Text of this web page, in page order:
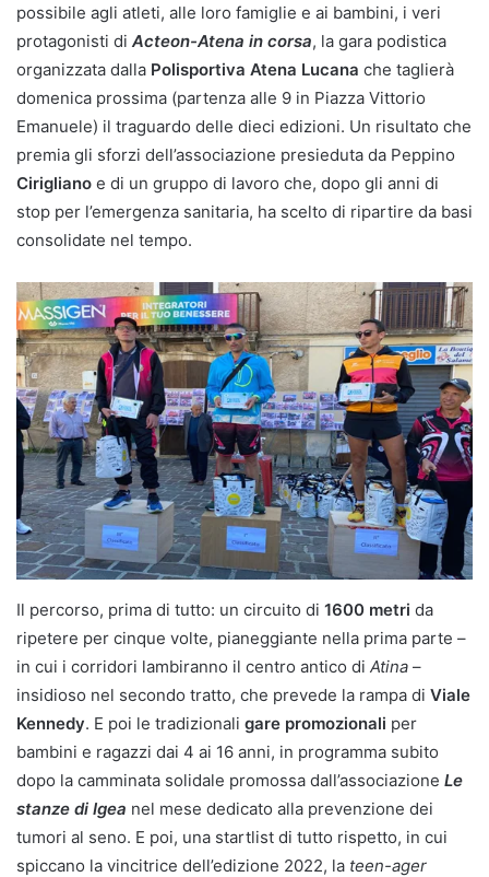
possibile agli atleti, alle loro famiglie e ai bambini, i veri
protagonisti di Acteon-Atena in corsa, la gara podistica
organizzata dalla Polisportiva Atena Lucana che taglierà
domenica prossima (partenza alle 9 in Piazza Vittorio
Emanuele) il traguardo delle dieci edizioni. Un risultato che
premia gli sforzi dell’associazione presieduta da Peppino
Cirigliano e di un gruppo di lavoro che, dopo gli anni di
stop per l’emergenza sanitaria, ha scelto di ripartire da basi
consolidate nel tempo.
Il percorso, prima di tutto: un circuito di 1600 metri da
ripetere per cinque volte, pianeggiante nella prima parte –
in cui i corridori lambiranno il centro antico di Atina –
insidioso nel secondo tratto, che prevede la rampa di Viale
Kennedy. E poi le tradizionali gare promozionali per
bambini e ragazzi dai 4 ai 16 anni, in programma subito
dopo la camminata solidale promossa dall’associazione Le
stanze di Igea nel mese dedicato alla prevenzione dei
tumori al seno. E poi, una startlist di tutto rispetto, in cui
spiccano la vincitrice dell’edizione 2022, la teen-ager